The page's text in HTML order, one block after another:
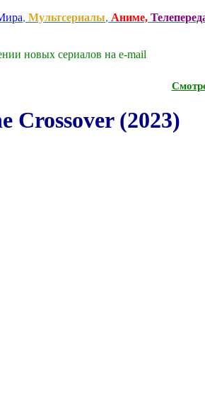
, Мультсериалы, Аниме,
новых сериалов на e-mаil
Crossover (2023)